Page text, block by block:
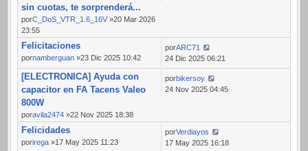
sin cuotas, te sorprenderá...
porC_DoS_VTR_1.6_16V »20 Mar 2026
23:55
Felicitaciones
pornamberguan »23 Dic 2025 10:42
porARC71
24 Dic 2025 06:21
[ELECTRONICA] Ayuda con
capacitor en FA Tacens Valeo
800W
poravila2474 »22 Nov 2025 18:38
porbikersoy
24 Nov 2025 04:45
Felicidades
porirega »17 May 2025 11:23
porVerdiayos
17 May 2025 16:18